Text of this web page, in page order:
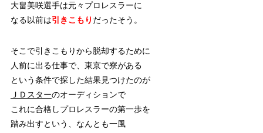
大畠美咲選手は元々プロレスラーに
なる以前は引きこもり だったそう。
そこで引きこもりから脱却するために
人前に出る仕事で、東京で寮がある
という条件で探した結果見つけたのが
ＪＤスターのオーディションで
これに合格しプロレスラーの第一歩を
踏み出すという、なんとも一風